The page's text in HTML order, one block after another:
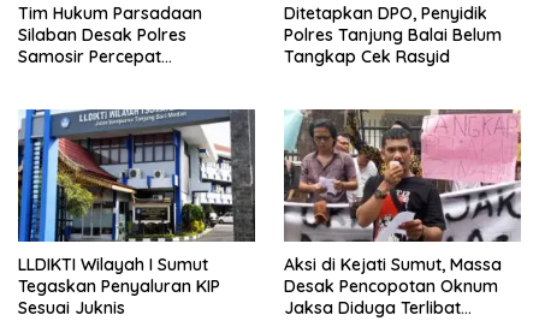
Tim Hukum Parsadaan
Silaban Desak Polres
Samosir Percepat
Ditetapkan DPO, Penyidik
Polres Tanjung Balai Belum
Tangkap Cek Rasyid
LLDIKTI Wilayah I Sumut
Tegaskan Penyaluran KIP
Sesuai Juknis
Aksi di Kejati Sumut, Massa
Desak Pencopotan Oknum
Jaksa Diduga Terlibat